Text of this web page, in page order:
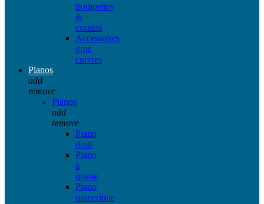
trompettes
&
cornets
Accessoires
gros
cuivres
Pianos
add
remove
Pianos
add
remove
Piano
droit
Piano
à
queue
Piano
numerique